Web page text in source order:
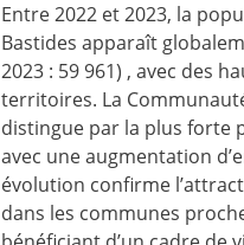
Entre 2022 et 2023, la
Bastides apparaît
2023 : 59 961) , avec des
territoires. La
distingue par la plus forte
avec une augmentation
évolution confirme
dans les communes